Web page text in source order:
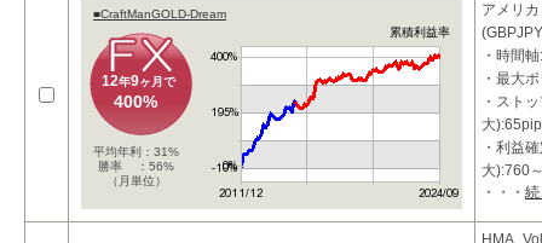
■特
■CraftManGOLD-Dream
累積利益率
12年9ヶ月で
400%
平均年利：31%
勝率 ：56%
（月単位）
アメリ
・時間
・最大
・スト
大
・利益
大):760
・両建
・・・